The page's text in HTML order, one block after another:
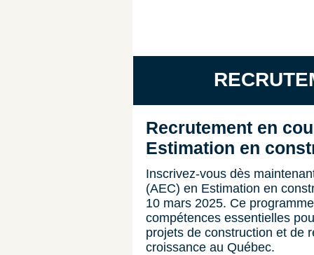
Recrutement en
Estimation en
Inscrivez-vous dès
(AEC) en Estimation en
10 mars 2025. Ce
compétences essentielles
projets de construction et de
croissance au Québec.